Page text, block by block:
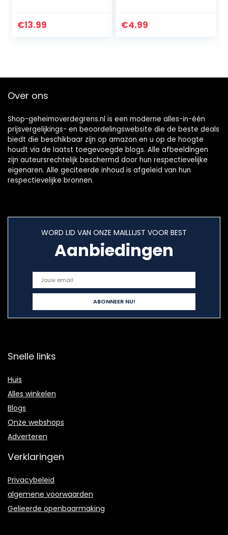
wratverwijdering
€13.99
Voorhoofd-/Kinstri
€4.99
Over ons
Shop-geheimoverdegrens.nl is een moderne alles-in-één
prijsvergelijkings- en beoordelingswebsite die de beste deals
biedt die beschikbaar zijn op amazon en u op de hoogte
houdt via de laatst toegevoegde blogs. Alle afbeeldingen
zijn auteursrechtelijk beschermd door hun respectievelijke
eigenaren. Alle geciteerde inhoud is afgeleid van hun
respectievelijke bronnen.
WORD LID VAN ONZE MAILLIJST VOOR BEST
Aanbiedingen
Snelle links
Huis
Alles winkelen
Blogs
Onze webshops
Adverteren
Verklaringen
Privacybeleid
algemene voorwaarden
Gelieerde openbaarmaking